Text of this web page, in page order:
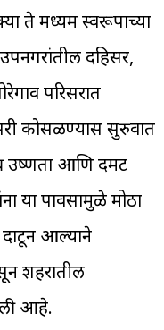
ते मध्यम स्वरूपाच्या
दहिसर,
परिसरात
कोसळण्यास सुरुवात
उष्णता आणि दमट
या पावसामुळे मोठा
आल्याने
शहरातील
आहे.